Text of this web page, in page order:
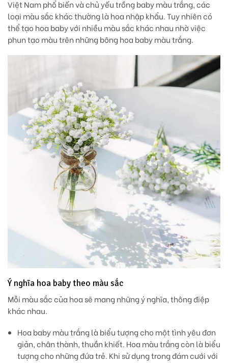
Việt Nam phổ biến và chủ yếu trồng baby màu trắng, các
loại màu sắc khác thường là hoa nhập khẩu. Tuy nhiên có
thể tạo hoa baby với nhiều màu sắc khác nhau nhờ việc
phun tạo màu trên những bông hoa baby màu trắng.
Ý nghĩa hoa baby theo màu sắc
Mỗi màu sắc của hoa sẽ mang những ý nghĩa, thông điệp
khác nhau.
Hoa baby màu trắnglà biểu tượng cho một tình yêu đơn
giản, chân thành, thuần khiết. Hoa màu trắng còn là biểu
tượng cho những đứa trẻ. Khi sử dụng trong đám cưới với